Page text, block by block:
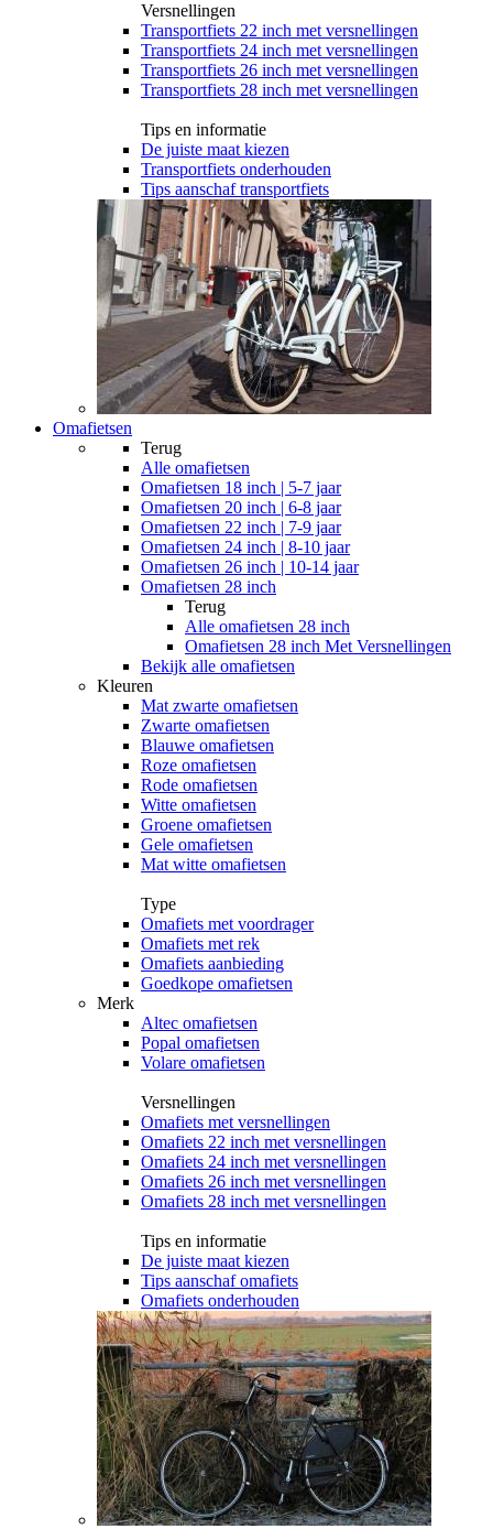
Versnellingen
Transportfiets 22 inch met versnellingen
Transportfiets 24 inch met versnellingen
Transportfiets 26 inch met versnellingen
Transportfiets 28 inch met versnellingen
Tips en informatie
De juiste maat kiezen
Transportfiets onderhouden
Tips aanschaf transportfiets
Omafietsen
Terug
Alle omafietsen
Omafietsen 18 inch | 5-7 jaar
Omafietsen 20 inch | 6-8 jaar
Omafietsen 22 inch | 7-9 jaar
Omafietsen 24 inch | 8-10 jaar
Omafietsen 26 inch | 10-14 jaar
Omafietsen 28 inch
Terug
Alle omafietsen 28 inch
Omafietsen 28 inch Met Versnellingen
Bekijk alle omafietsen
Kleuren
Mat zwarte omafietsen
Zwarte omafietsen
Blauwe omafietsen
Roze omafietsen
Rode omafietsen
Witte omafietsen
Groene omafietsen
Gele omafietsen
Mat witte omafietsen
Type
Omafiets met voordrager
Omafiets met rek
Omafiets aanbieding
Goedkope omafietsen
Merk
Altec omafietsen
Popal omafietsen
Volare omafietsen
Versnellingen
Omafiets met versnellingen
Omafiets 22 inch met versnellingen
Omafiets 24 inch met versnellingen
Omafiets 26 inch met versnellingen
Omafiets 28 inch met versnellingen
Tips en informatie
De juiste maat kiezen
Tips aanschaf omafiets
Omafiets onderhouden